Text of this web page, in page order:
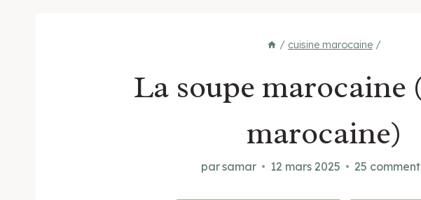
/ cuisine marocaine /
La soupe
marocaine)
parsamar 12 mars 2025 25